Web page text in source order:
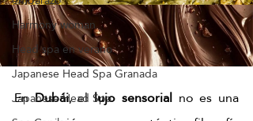
Harmony woman
Head spa en verano
Japanese Head Spa Granada
Japanese Head Spa
En Dubái, el lujo sensorial no es una